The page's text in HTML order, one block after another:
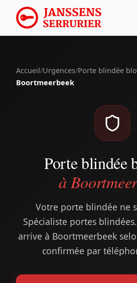
Accueil/Urgences/Porte blindée
Boortmeerbeek
Porte blindée
à
Votre porte blindée ne
Spécialiste portes
arrive à Boortmeerbeek
confirmée par